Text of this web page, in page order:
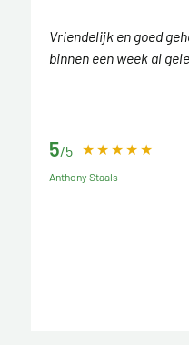
Vriendelijk en goed
binnen een week al
5/5
Anthony Staals